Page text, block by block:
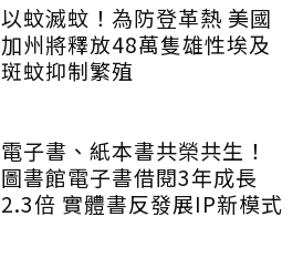
以蚊滅蚊！為防登革熱 美國
加州將釋放48萬隻雄性埃及
斑蚊抑制繁殖
電子書、紙本書共榮共生！
圖書館電子書借閱3年成長
2.3倍 實體書反發展IP新模式